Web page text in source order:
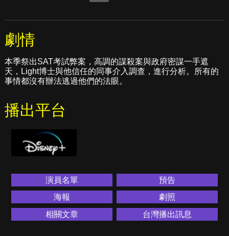
劇情
本季祭出SAT考試弊案，高調的謀殺案與政府密謀一手遮
天，Light博士與他信任的同事介入調查，進行分析。所有的
事情都沒有辦法逃過他們的法眼。
播出平台
演員名單
預告
海報
劇照
相關文章
台灣播出訊息